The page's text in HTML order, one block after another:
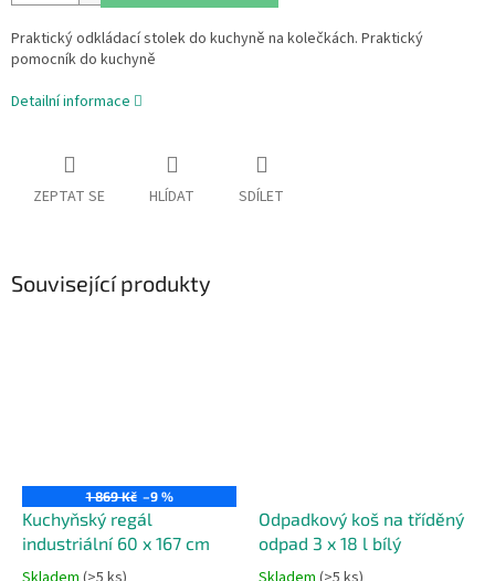
Praktický odkládací stolek do kuchyně na kolečkách. Praktický
pomocník do kuchyně
Detailní informace
ZEPTAT SE HLÍDAT SDÍLET
Související produkty
1 869 Kč –9 %
Kuchyňský regál
industriální 60 x 167 cm
Odpadkový koš na tříděný
odpad 3 x 18 l bílý